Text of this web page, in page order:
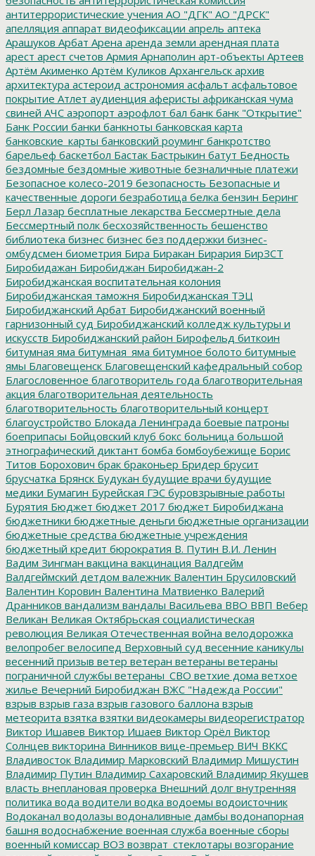
антитеррористические учения АО "ДГК" АО "ДРСК"
апелляция аппарат видеофиксации апрель аптека
Арашуков Арбат Арена аренда земли арендная плата
арест арест счетов Армия Арнаполин арт-объекты Артеев
Артём Акименко Артём Куликов Архангельск архив
архитектура астероид астрономия асфальт асфальтовое
покрытие Атлет аудиенция аферисты африканская чума
свиней АЧС аэропорт аэрофлот бал банк банк "Открытие"
Банк России банки банкноты банковская карта
банковские_карты банковский роуминг банкротство
барельеф баскетбол Бастак Бастрыкин батут Бедность
бездомные бездомные животные безналичные платежи
Безопасное колесо-2019 безопасность Безопасные и
качественные дороги безработица белка бензин Беринг
Берл Лазар бесплатные лекарства Бессмертные дела
Бессмертный полк бесхозяйственность бешенство
библиотека бизнес бизнес без поддержки бизнес-
омбудсмен биометрия Бира Биракан Бирария БирЗСТ
Биробидажан Биробиджан Биробиджан-2
Биробиджанская воспитательная колония
Биробиджанская таможня Биробиджанская ТЭЦ
Биробиджанский Арбат Биробиджанский военный
гарнизонный суд Биробиджанский колледж культуры и
искусств Биробиджанский район Бирофельд биткоин
битумная яма битумная_яма битумное болото битумные
ямы Благовещенск Благовещенский кафедральный собор
Благословенное благотворитель года благотворительная
акция благотворительная деятельность
благотворительность благотворительный концерт
благоустройство Блокада Ленинграда боевые патроны
боеприпасы Бойцовский клуб бокс больница большой
этнографический диктант бомба бомбоубежище Борис
Титов Борохович брак браконьер Бридер брусит
брусчатка Брянск Будукан будущие врачи будущие
медики Бумагин Бурейская ГЭС буровзрывные работы
Бурятия Бюджет бюджет 2017 бюджет Биробиджана
бюджетники бюджетные деньги бюджетные организации
бюджетные средства бюджетные учреждения
бюджетный кредит бюрократия В. Путин В.И. Ленин
Вадим Зингман вакцина вакцинация Валдгейм
Валдгеймский детдом валежник Валентин Брусиловский
Валентин Коровин Валентина Матвиенко Валерий
Дранников вандализм вандалы Васильева ВВО ВВП Вебер
Великан Великая Октябрьская социалистическая
революция Великая Отечественная война велодорожка
велопробег велосипед Верховный суд весенние каникулы
весенний призыв ветер ветеран ветераны ветераны
пограничной службы ветераны_СВО ветхие дома ветхое
жилье Вечерний Биробиджан ВЖС "Надежда России"
взрыв взрыв газа взрыв газового баллона взрыв
метеорита взятка взятки видеокамеры видеорегистратор
Виктор Ишавев Виктор Ишаев Виктор Орёл Виктор
Солнцев викторина Винников вице-премьер ВИЧ ВККС
Владивосток Владимир Марковский Владимир Мишустин
Владимир Путин Владимир Сахаровский Владимир Якушев
власть внеплановая проверка Внешний долг внутренняя
политика вода водители водка водоемы водоисточник
Водоканал водолазы водоналивные дамбы водонапорная
башня водоснабжение военная служба военные сборы
военный комиссар ВОЗ возврат_стеклотары возгорание